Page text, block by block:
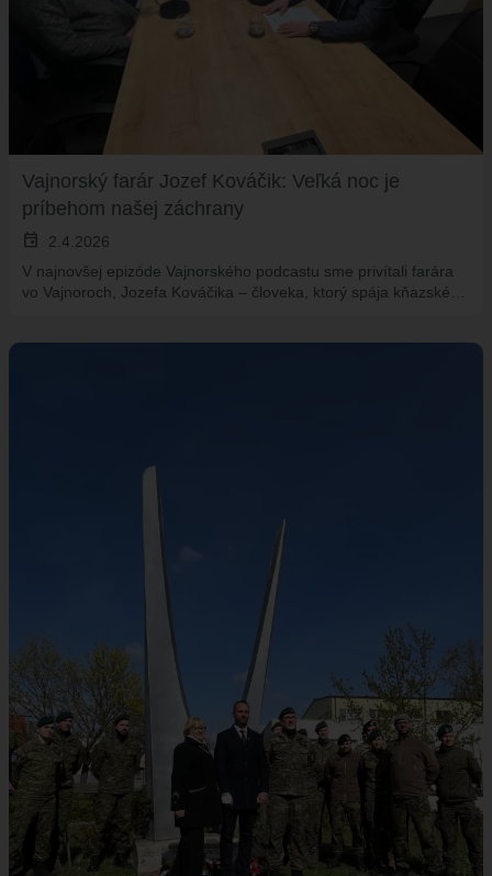
Vajnorský farár Jozef Kováčik: Veľká noc je
príbehom našej záchrany
event
2.4.2026
V najnovšej epizóde Vajnorského podcastu sme privítali farára
vo Vajnoroch, Jozefa Kováčika – človeka, ktorý spája kňazské…